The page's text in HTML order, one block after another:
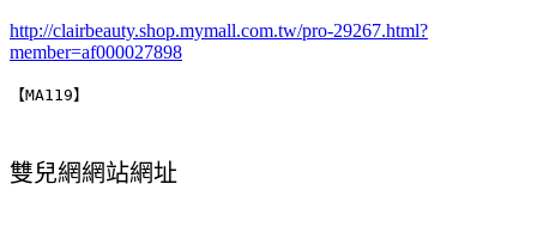
http://clairbeauty.shop.mymall.com.tw/pro-29267.html?
member=af000027898
【MA119】
雙兒網網站網址